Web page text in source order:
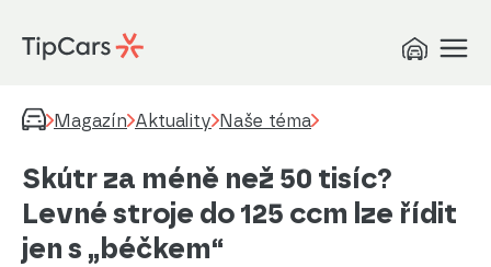
Magazín Aktuality Naše téma
Skútr za méně než 50 tisíc?
Levné stroje do 125 ccm lze řídit
jen s „béčkem“